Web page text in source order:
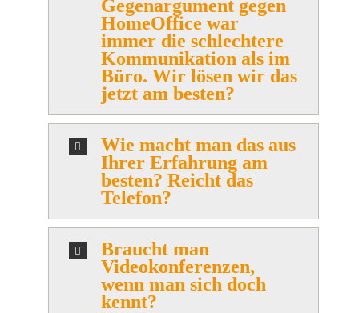
Gegenargument gegen
HomeOffice war
immer die schlechtere
Kommunikation als im
Büro. Wir lösen wir das
jetzt am besten?
Wie macht man das aus
Ihrer Erfahrung am
besten? Reicht das
Telefon?
Braucht man
Videokonferenzen,
wenn man sich doch
kennt?